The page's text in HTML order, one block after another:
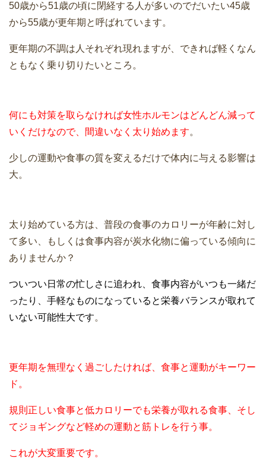
50歳から51歳の頃に閉経する人が多いのでだいたい45歳
から55歳が更年期と呼ばれています。
更年期の不調は人それぞれ現れますが、できれば軽くなん
ともなく乗り切りたいところ。
何にも対策を取らなければ女性ホルモンはどんどん減って
いくだけなので、間違いなく太り始めます。
少しの運動や食事の質を変えるだけで体内に与える影響は
大。
太り始めている方は、普段の食事のカロリーが年齢に対し
て多い、もしくは食事内容が炭水化物に偏っている傾向に
ありませんか？
ついつい日常の忙しさに追われ、食事内容がいつも一緒だ
ったり、手軽なものになっていると栄養バランスが取れて
いない可能性大です。
更年期を無理なく過ごしたければ、食事と運動がキーワー
ド。
規則正しい食事と低カロリーでも栄養が取れる食事、そし
てジョギングなど軽めの運動と筋トレを行う事。
これが大変重要です。